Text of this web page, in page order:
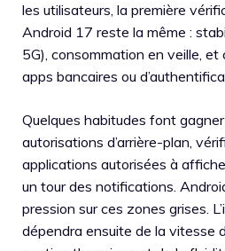
les utilisateurs, la première
Android 17 reste la même :
5G), consommation en veille,
apps bancaires ou
Quelques habitudes font
autorisations d’arrière-plan,
applications autorisées à
un tour des notifications.
pression sur ces zones grises.
dépendra ensuite de la vitesse